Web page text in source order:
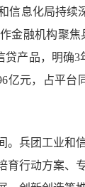
信息化局持
金融机构聚
贷产品，明确
亿元，占平
。兵团工业和
育行动方案、